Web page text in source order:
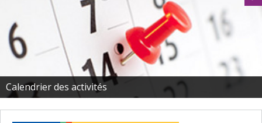
Calendrier des activités